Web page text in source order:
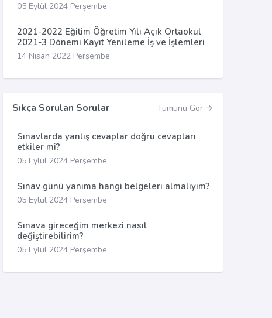
05 Eylül 2024 Perşembe
2021-2022 Eğitim Öğretim Yılı Açık Ortaokul
2021-3 Dönemi Kayıt Yenileme İş ve İşlemleri
14 Nisan 2022 Perşembe
Sıkça Sorulan Sorular Tümünü Gör
Sınavlarda yanlış cevaplar doğru cevapları
etkiler mi?
05 Eylül 2024 Perşembe
Sınav günü yanıma hangi belgeleri almalıyım?
05 Eylül 2024 Perşembe
Sınava gireceğim merkezi nasıl
değiştirebilirim?
05 Eylül 2024 Perşembe